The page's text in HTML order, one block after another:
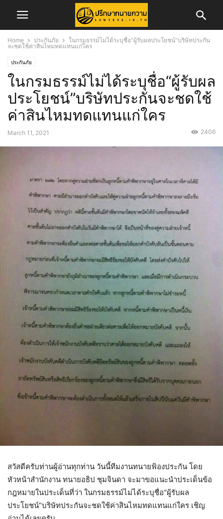
Home ประกันภัย
ในกรมธรรม์ไม่ได้ระบุชื่อ“ผู้รับผลประโยชน์”บริษัทประกัน
จะชดใช้ค่าสินไหมทดแทนแก่ใคร
ประกันภัย
ในกรมธรรม์ไม่ได้ระบุชื่อ“ผู้รับผล
ประโยชน์”บริษัทประกันจะชดใช้
ค่าสินไหมทดแทนแก่ใคร
March 11, 2021 2406
สวัสดีครับท่านผู้อ่านทุกท่าน วันนี้ทีมงานทนายฟ้องประกัน โดย
หัวหน้าสำนักงาน ทนายอธิป ชุมจินดา จะมาขอแนะนำประเด็นข้อ
กฎหมายในประเด็นที่ว่า ในกรมธรรม์ไม่ได้ระบุชื่อ“ผู้รับผล
ประโยชน์”บริษัทประกันจะชดใช้ค่าสินไหมทดแทนแก่ใคร เชิญ